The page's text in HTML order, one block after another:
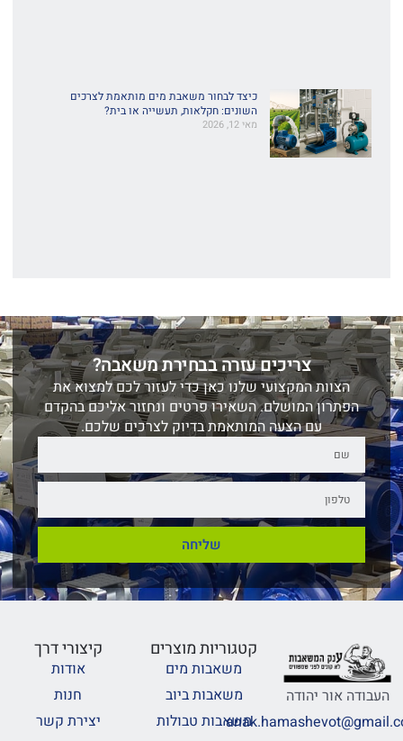
כיצד לבחור משאבת מים מותאמת לצרכים
השונים: חקלאות, תעשייה או בית?
מאי 12, 2026
צריכים עזרה בבחירת משאבה?
הצוות המקצועי שלנו כאן כדי לעזור לכם למצוא את
הפתרון המושלם. השאירו פרטים ונחזור אליכם בהקדם
עם הצעה המותאמת בדיוק לצרכים שלכם.
שליחה
העבודה אור יהודה
קטגוריות מוצרים
משאבות מים
משאבות ביוב
משאבות טבולות
קיצורי דרך
אודות
חנות
יצירת קשר